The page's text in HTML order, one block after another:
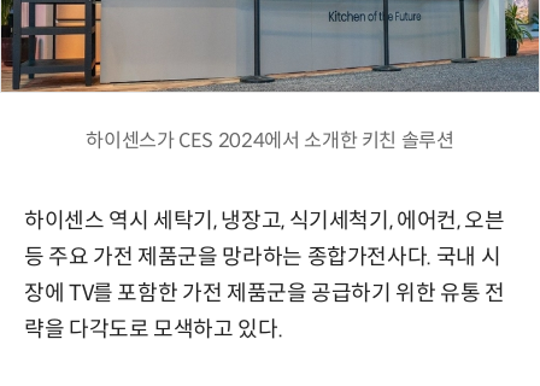
하이센스가 CES 2024에서 소개한 키친 솔루션
하이센스 역시 세탁기, 냉장고, 식기세척기, 에어컨, 오븐
등 주요 가전 제품군을 망라하는 종합가전사다. 국내 시
장에 TV를 포함한 가전 제품군을 공급하기 위한 유통 전
략을 다각도로 모색하고 있다.